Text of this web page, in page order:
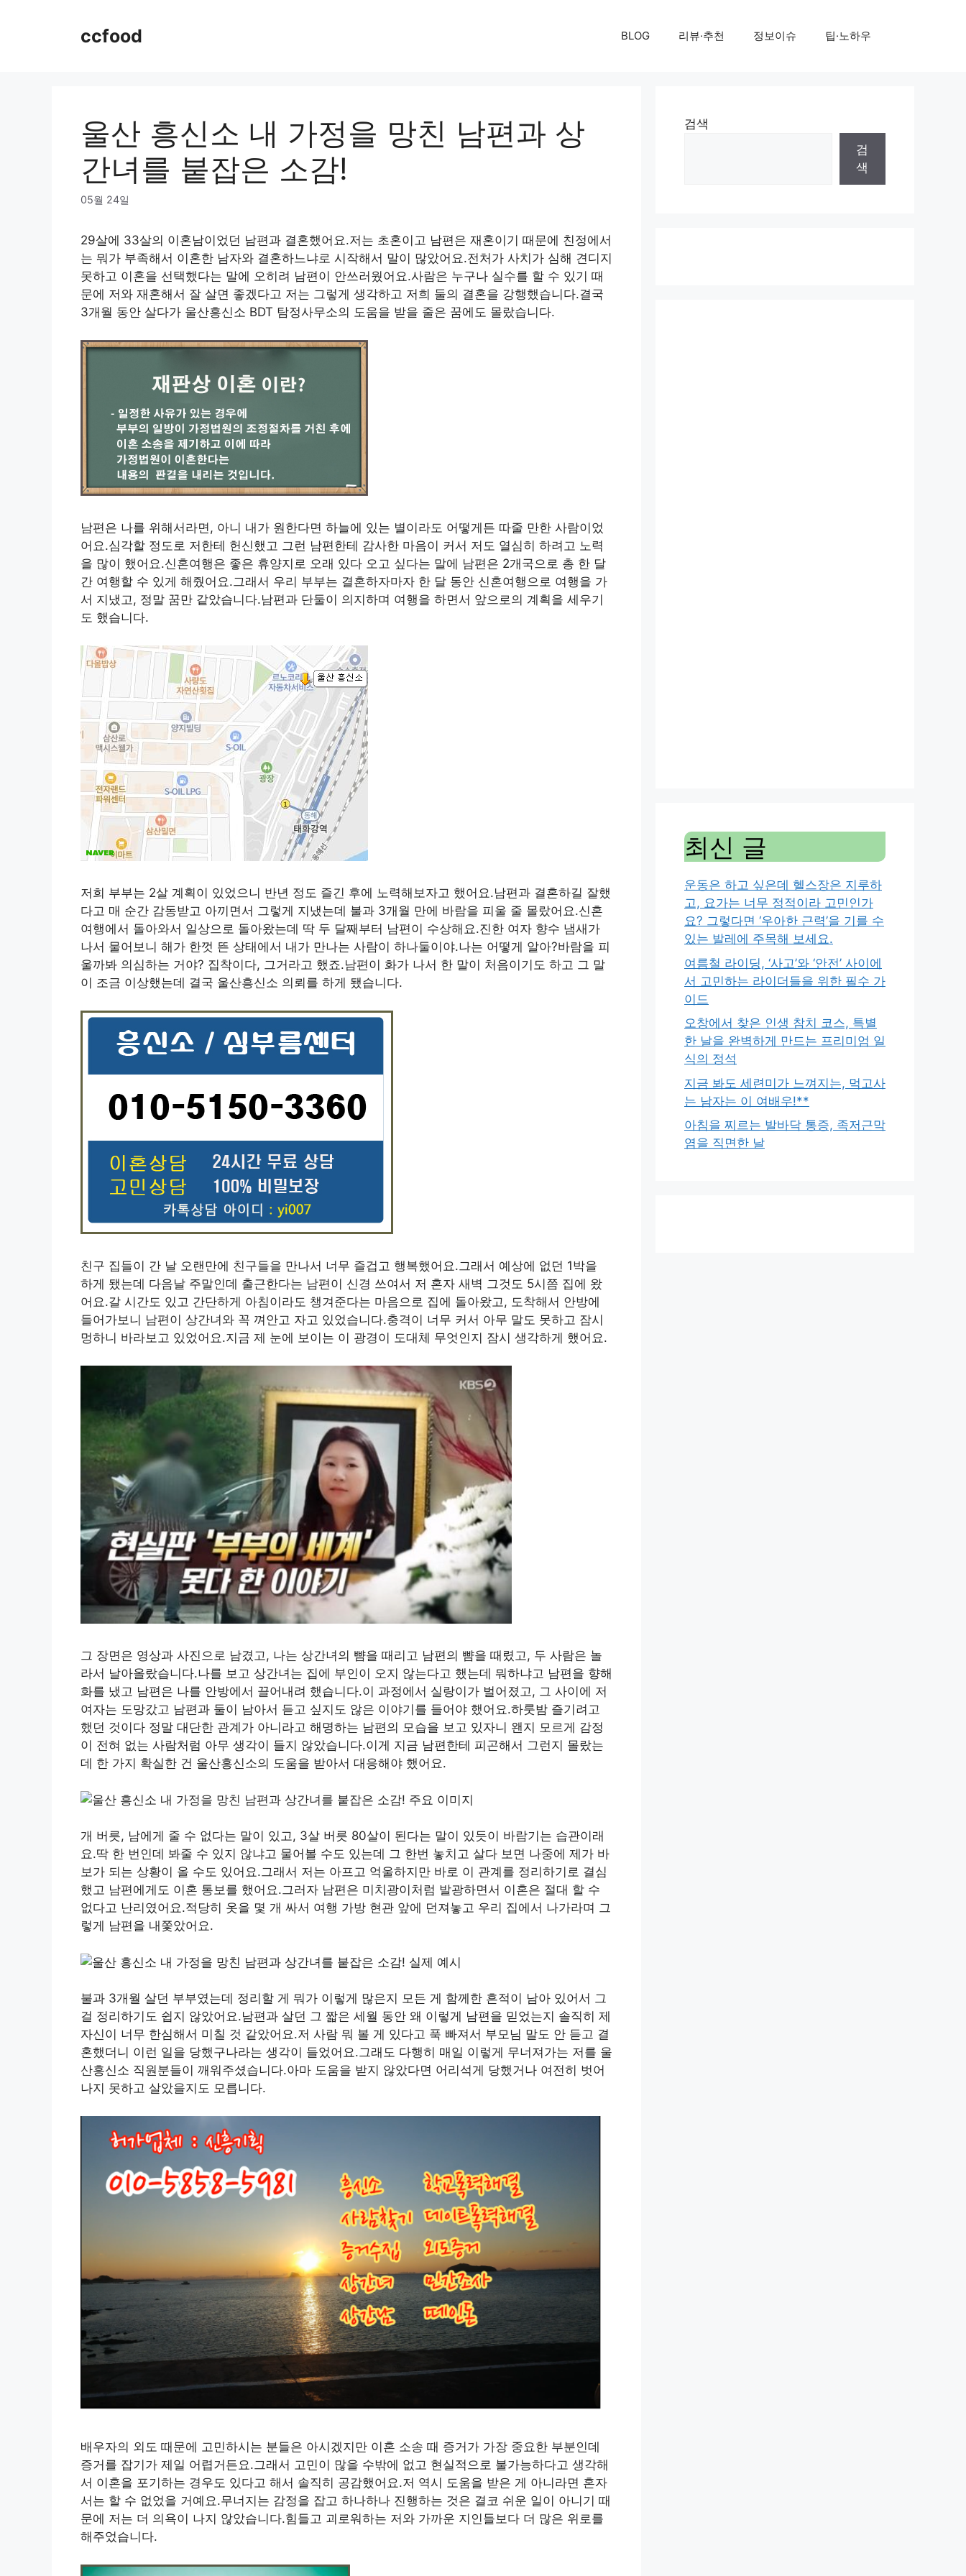
ccfood BLOG 리뷰·추천 정보이슈 팁·노하우
울산 흥신소 내 가정을 망친 남편과 상
간녀를 붙잡은 소감!
05월 24일
29살에 33살의 이혼남이었던 남편과 결혼했어요.저는 초혼이고 남편은 재혼이기 때문에 친정에서
는 뭐가 부족해서 이혼한 남자와 결혼하느냐로 시작해서 말이 많았어요.전처가 사치가 심해 견디지
못하고 이혼을 선택했다는 말에 오히려 남편이 안쓰러웠어요.사람은 누구나 실수를 할 수 있기 때
문에 저와 재혼해서 잘 살면 좋겠다고 저는 그렇게 생각하고 저희 둘의 결혼을 강행했습니다.결국
3개월 동안 살다가 울산흥신소 BDT 탐정사무소의 도움을 받을 줄은 꿈에도 몰랐습니다.
남편은 나를 위해서라면, 아니 내가 원한다면 하늘에 있는 별이라도 어떻게든 따줄 만한 사람이었
어요.심각할 정도로 저한테 헌신했고 그런 남편한테 감사한 마음이 커서 저도 열심히 하려고 노력
을 많이 했어요.신혼여행은 좋은 휴양지로 오래 있다 오고 싶다는 말에 남편은 2개국으로 총 한 달
간 여행할 수 있게 해줬어요.그래서 우리 부부는 결혼하자마자 한 달 동안 신혼여행으로 여행을 가
서 지냈고, 정말 꿈만 같았습니다.남편과 단둘이 의지하며 여행을 하면서 앞으로의 계획을 세우기
도 했습니다.
저희 부부는 2살 계획이 있었으니 반년 정도 즐긴 후에 노력해보자고 했어요.남편과 결혼하길 잘했
다고 매 순간 감동받고 아끼면서 그렇게 지냈는데 불과 3개월 만에 바람을 피울 줄 몰랐어요.신혼
여행에서 돌아와서 일상으로 돌아왔는데 딱 두 달째부터 남편이 수상해요.진한 여자 향수 냄새가
나서 물어보니 해가 한껏 뜬 상태에서 내가 만나는 사람이 하나둘이야.나는 어떻게 알아?바람을 피
울까봐 의심하는 거야? 집착이다, 그거라고 했죠.남편이 화가 나서 한 말이 처음이기도 하고 그 말
이 조금 이상했는데 결국 울산흥신소 의뢰를 하게 됐습니다.
친구 집들이 간 날 오랜만에 친구들을 만나서 너무 즐겁고 행복했어요.그래서 예상에 없던 1박을
하게 됐는데 다음날 주말인데 출근한다는 남편이 신경 쓰여서 저 혼자 새벽 그것도 5시쯤 집에 왔
어요.갈 시간도 있고 간단하게 아침이라도 챙겨준다는 마음으로 집에 돌아왔고, 도착해서 안방에
들어가보니 남편이 상간녀와 꼭 껴안고 자고 있었습니다.충격이 너무 커서 아무 말도 못하고 잠시
멍하니 바라보고 있었어요.지금 제 눈에 보이는 이 광경이 도대체 무엇인지 잠시 생각하게 했어요.
그 장면은 영상과 사진으로 남겼고, 나는 상간녀의 뺨을 때리고 남편의 뺨을 때렸고, 두 사람은 놀
라서 날아올랐습니다.나를 보고 상간녀는 집에 부인이 오지 않는다고 했는데 뭐하냐고 남편을 향해
화를 냈고 남편은 나를 안방에서 끌어내려 했습니다.이 과정에서 실랑이가 벌어졌고, 그 사이에 저
여자는 도망갔고 남편과 둘이 남아서 듣고 싶지도 않은 이야기를 들어야 했어요.하룻밤 즐기려고
했던 것이다 정말 대단한 관계가 아니라고 해명하는 남편의 모습을 보고 있자니 왠지 모르게 감정
이 전혀 없는 사람처럼 아무 생각이 들지 않았습니다.이게 지금 남편한테 피곤해서 그런지 몰랐는
데 한 가지 확실한 건 울산흥신소의 도움을 받아서 대응해야 했어요.
개 버릇, 남에게 줄 수 없다는 말이 있고, 3살 버릇 80살이 된다는 말이 있듯이 바람기는 습관이래
요.딱 한 번인데 봐줄 수 있지 않냐고 물어볼 수도 있는데 그 한번 놓치고 살다 보면 나중에 제가 바
보가 되는 상황이 올 수도 있어요.그래서 저는 아프고 억울하지만 바로 이 관계를 정리하기로 결심
했고 남편에게도 이혼 통보를 했어요.그러자 남편은 미치광이처럼 발광하면서 이혼은 절대 할 수
없다고 난리였어요.적당히 옷을 몇 개 싸서 여행 가방 현관 앞에 던져놓고 우리 집에서 나가라며 그
렇게 남편을 내쫓았어요.
불과 3개월 살던 부부였는데 정리할 게 뭐가 이렇게 많은지 모든 게 함께한 흔적이 남아 있어서 그
걸 정리하기도 쉽지 않았어요.남편과 살던 그 짧은 세월 동안 왜 이렇게 남편을 믿었는지 솔직히 제
자신이 너무 한심해서 미칠 것 같았어요.저 사람 뭐 볼 게 있다고 푹 빠져서 부모님 말도 안 듣고 결
혼했더니 이런 일을 당했구나라는 생각이 들었어요.그래도 다행히 매일 이렇게 무너져가는 저를 울
산흥신소 직원분들이 깨워주셨습니다.아마 도움을 받지 않았다면 어리석게 당했거나 여전히 벗어
나지 못하고 살았을지도 모릅니다.
배우자의 외도 때문에 고민하시는 분들은 아시겠지만 이혼 소송 때 증거가 가장 중요한 부분인데
증거를 잡기가 제일 어렵거든요.그래서 고민이 많을 수밖에 없고 현실적으로 불가능하다고 생각해
서 이혼을 포기하는 경우도 있다고 해서 솔직히 공감했어요.저 역시 도움을 받은 게 아니라면 혼자
서는 할 수 없었을 거예요.무너지는 감정을 잡고 하나하나 진행하는 것은 결코 쉬운 일이 아니기 때
문에 저는 더 의욕이 나지 않았습니다.힘들고 괴로워하는 저와 가까운 지인들보다 더 많은 위로를
해주었습니다.
검색
검
색
최신 글
운동은 하고 싶은데 헬스장은 지루하
고, 요가는 너무 정적이라 고민인가
요? 그렇다면 ‘우아한 근력’을 기를 수
있는 발레에 주목해 보세요.
여름철 라이딩, ‘사고’와 ‘안전’ 사이에
서 고민하는 라이더들을 위한 필수 가
이드
오창에서 찾은 인생 참치 코스, 특별
한 날을 완벽하게 만드는 프리미엄 일
식의 정석
지금 봐도 세련미가 느껴지는, 먹고사
는 남자는 이 여배우!**
아침을 찌르는 발바닥 통증, 족저근막
염을 직면한 날